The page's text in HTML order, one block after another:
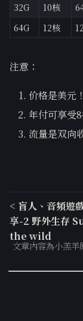
32G
10核
64G
12核
注意：
价格是美元！
年付可享受
流量是双向
< 盲人、音頻遊
享-2 野外生存
the wild
文章內容為小羔